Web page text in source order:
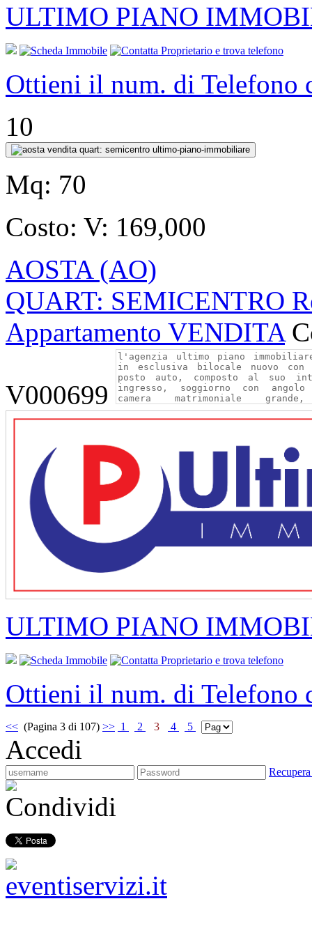
ULTIMO PIANO
Ottieni il num. di Telefono
10
Mq: 70
Costo: V: 169,000
AOSTA (AO)
QUART: SEMICENTRO
Appartamento VENDITA
V000699
ULTIMO PIANO
Ottieni il num. di Telefono
<< (Pagina 3 di 107) >> 1 2 3 4 5
Accedi
Condividi